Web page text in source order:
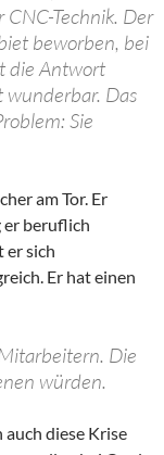
Technik. Der
beworben, bei
die Antwort
wunderbar. Das
Sie
am Tor. Er
er beruflich
er sich
Er hat einen
Die
würden.
diese Krise